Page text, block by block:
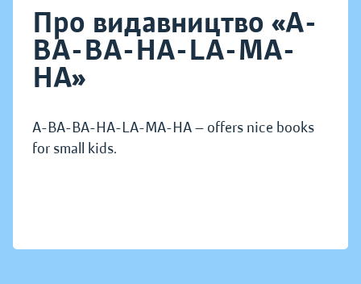
Про видавництво «A-
BA-BA-HA-LA-MA-
HA»
A-BA-BA-HA-LA-MA-HA — offers nice books
for small kids.